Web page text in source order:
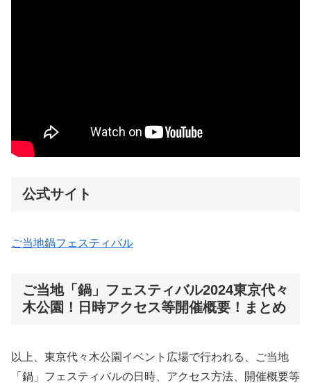
公式サイト
ご当地鍋フェスティバル
ご当地「鍋」フェスティバル2024東京代々
木公園！日時アクセス等開催概要！まとめ
以上、東京代々木公園イベント広場で行われる、ご当地
「鍋」フェスティバルの日時、アクセス方法、開催概要等